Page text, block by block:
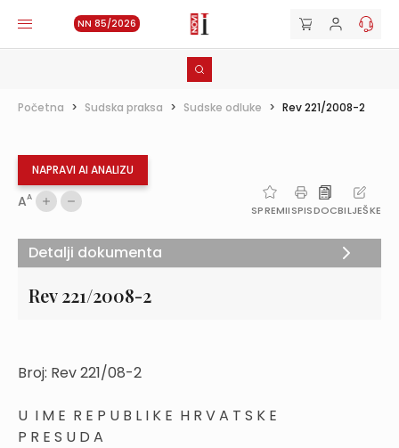
NN 85/2026
Početna > Sudska praksa > Sudske odluke > Rev 221/2008-2
NAPRAVI AI ANALIZU
AA
SPREMIISPISDOCBILJEŠKE
Rev 221/2008-2
Broj: Rev 221/08-2
U I M E R E P U B L I K E H R V A T S K E
P R E S U D A
Detalji dokumenta